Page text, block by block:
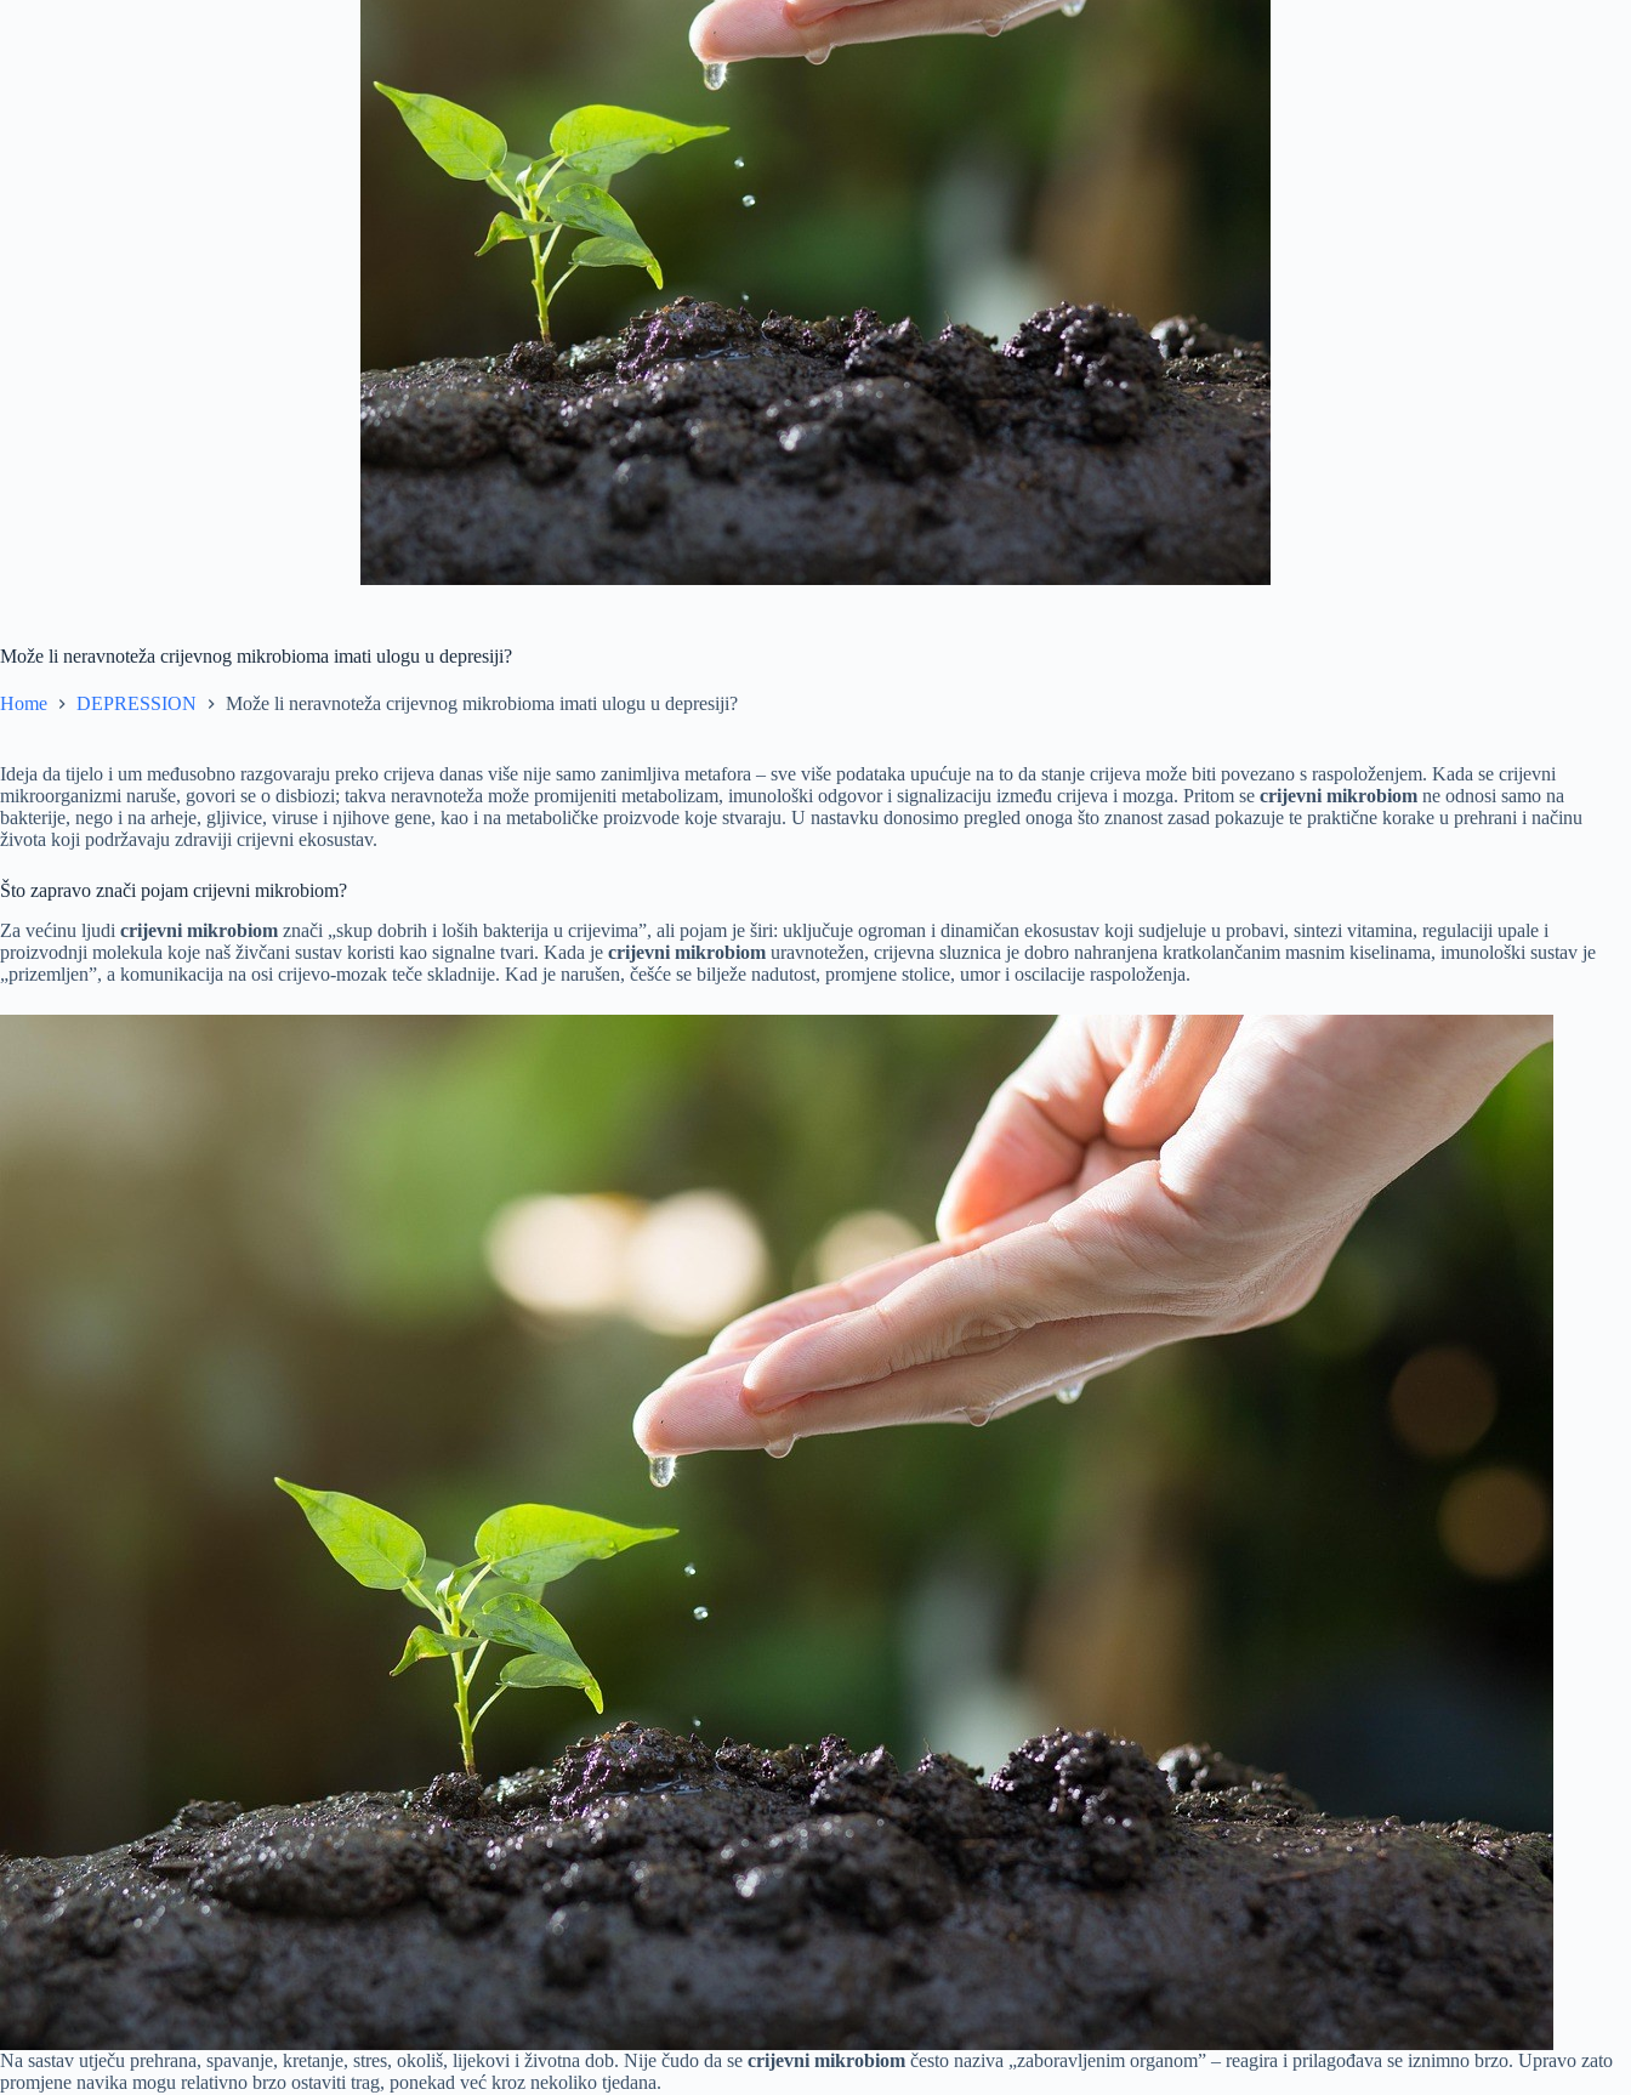
Može li neravnoteža crijevnog mikrobioma imati ulogu u depresiji?
Home DEPRESSION Može li neravnoteža crijevnog mikrobioma imati ulogu u depresiji?
Ideja da tijelo i um međusobno razgovaraju preko crijeva danas više nije samo zanimljiva metafora – sve više podataka upućuje na to da stanje crijeva može biti povezano s raspoloženjem. Kada se crijevni
mikroorganizmi naruše, govori se o disbiozi; takva neravnoteža može promijeniti metabolizam, imunološki odgovor i signalizaciju između crijeva i mozga. Pritom se crijevni mikrobiom ne odnosi samo na
bakterije, nego i na arheje, gljivice, viruse i njihove gene, kao i na metaboličke proizvode koje stvaraju. U nastavku donosimo pregled onoga što znanost zasad pokazuje te praktične korake u prehrani i načinu
života koji podržavaju zdraviji crijevni ekosustav.
Što zapravo znači pojam crijevni mikrobiom?
Za većinu ljudi crijevni mikrobiom znači „skup dobrih i loših bakterija u crijevima”, ali pojam je širi: uključuje ogroman i dinamičan ekosustav koji sudjeluje u probavi, sintezi vitamina, regulaciji upale i
proizvodnji molekula koje naš živčani sustav koristi kao signalne tvari. Kada je crijevni mikrobiom uravnotežen, crijevna sluznica je dobro nahranjena kratkolančanim masnim kiselinama, imunološki sustav je
„prizemljen”, a komunikacija na osi crijevo-mozak teče skladnije. Kad je narušen, češće se bilježe nadutost, promjene stolice, umor i oscilacije raspoloženja.
Na sastav utječu prehrana, spavanje, kretanje, stres, okoliš, lijekovi i životna dob. Nije čudo da se crijevni mikrobiom često naziva „zaboravljenim organom” – reagira i prilagođava se iznimno brzo. Upravo zato
promjene navika mogu relativno brzo ostaviti trag, ponekad već kroz nekoliko tjedana.